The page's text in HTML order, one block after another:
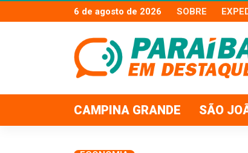
6 de agosto de 2026 SOBRE
CAMPINA GRANDE SÃO